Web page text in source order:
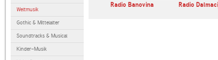
Weltmusik
Gothic & Mittelalter
Soundtracks & Musical
Kinder-Musik
Radio Banovina Radio